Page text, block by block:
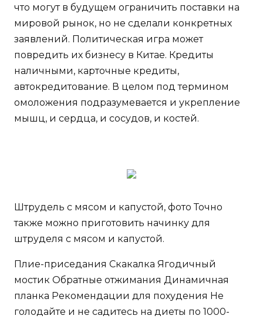
что могут в будущем ограничить поставки на
мировой рынок, но не сделали конкретных
заявлений. Политическая игра может
повредить их бизнесу в Китае. Кредиты
наличными, карточные кредиты,
автокредитование. В целом под термином
омоложения подразумевается и укрепление
мышц, и сердца, и сосудов, и костей.
Штрудель с мясом и капустой, фото Точно
также можно приготовить начинку для
штруделя с мясом и капустой.
Плие-приседания Скакалка Ягодичный
мостик Обратные отжимания Динамичная
планка Рекомендации для похудения Не
голодайте и не садитесь на диеты по 1000-